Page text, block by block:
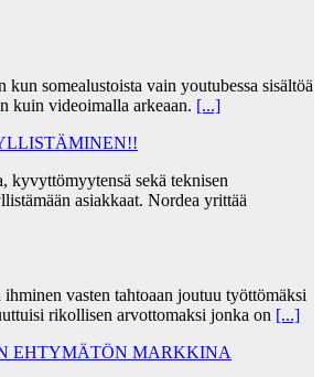
somealustoista vain youtubessa sisältöä
kuin videoimalla arkeaan. [...]
kyvyttömyytensä sekä teknisen
asiakkaat. Nordea yrittää
vasten tahtoaan joutuu työttömäksi
rikollisen arvottomaksi jonka on [...]
EHTYMÄTÖN MARKKINA